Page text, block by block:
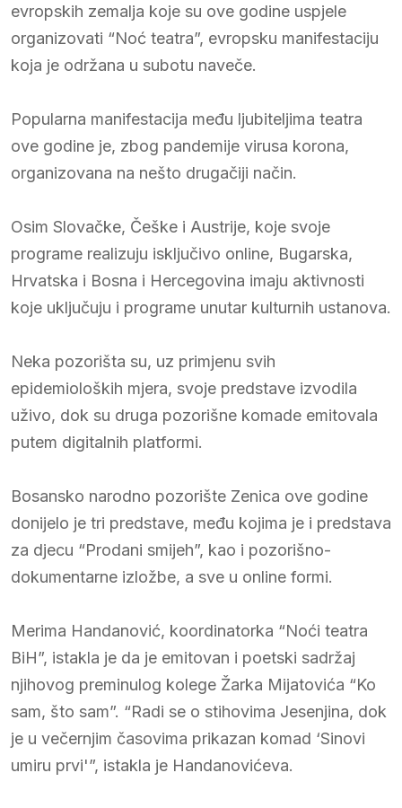
evropskih zemalja koje su ove godine uspjele
organizovati “Noć teatra”, evropsku manifestaciju
koja je održana u subotu naveče.
Popularna manifestacija među ljubiteljima teatra
ove godine je, zbog pandemije virusa korona,
organizovana na nešto drugačiji način.
Osim Slovačke, Češke i Austrije, koje svoje
programe realizuju isključivo online, Bugarska,
Hrvatska i Bosna i Hercegovina imaju aktivnosti
koje uključuju i programe unutar kulturnih ustanova.
Neka pozorišta su, uz primjenu svih
epidemioloških mjera, svoje predstave izvodila
uživo, dok su druga pozorišne komade emitovala
putem digitalnih platformi.
Bosansko narodno pozorište Zenica ove godine
donijelo je tri predstave, među kojima je i predstava
za djecu “Prodani smijeh”, kao i pozorišno-
dokumentarne izložbe, a sve u online formi.
Merima Handanović, koordinatorka “Noći teatra
BiH”, istakla je da je emitovan i poetski sadržaj
njihovog preminulog kolege Žarka Mijatovića “Ko
sam, što sam”. “Radi se o stihovima Jesenjina, dok
je u večernjim časovima prikazan komad ‘Sinovi
umiru prvi'”, istakla je Handanovićeva.